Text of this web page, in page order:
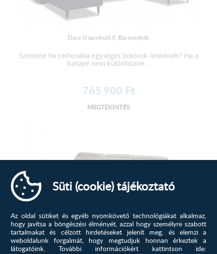
A terméket elemekre bontva, csomagolva szállítjuk!
Dora U sarokülő F, Bársonykék
Szeretné ha otthonába egységes bútorok lennének? Ha a
kanapé nem különbözne...
765 900 Ft
MEGTEKINTÉS
Latina sarokülő E, Füstbarna
Süti (cookie) tájékoztató
Az oldal sütiket és egyéb nyomkövető technológiákat alkalmaz,
hogy javítsa a böngészési élményét, azzal hogy személyre szabott
tartalmakat és célzott hirdetéseket jelenít meg, és elemzi a
weboldalunk forgalmát, hogy megtudjuk honnan érkeztek a
látogatóink.
További információkért kattintson ide: